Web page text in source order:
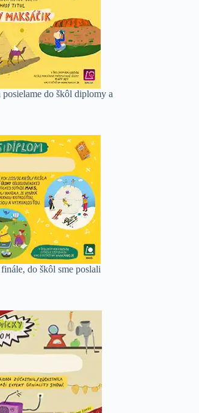
do škôl diplomy a
do škôl sme poslali